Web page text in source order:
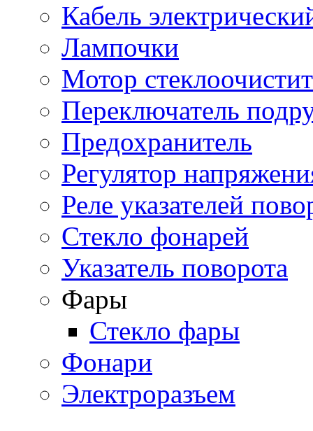
Кабель
Лампочки
Мотор
Переключатель
Предохранитель
Регулятор
Реле указателей
Стекло фонарей
Указатель поворота
Фары
Стекло фары
Фонари
Электроразъем